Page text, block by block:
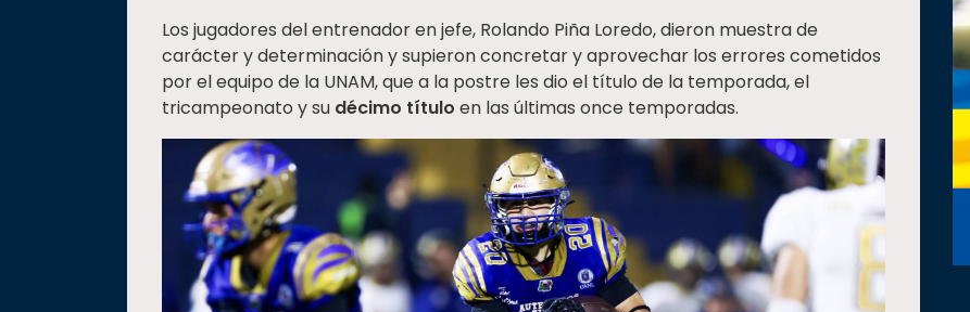
Los jugadores del entrenador en jefe, Rolando Piña Loredo, dieron muestra de
carácter y determinación y supieron concretar y aprovechar los errores cometidos
por el equipo de la UNAM, que a la postre les dio el título de la temporada, el
tricampeonato y su décimo título en las últimas once temporadas.